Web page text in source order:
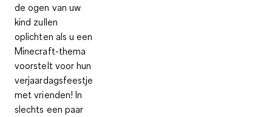
de ogen van uw
kind zullen
oplichten als u een
Minecraft-thema
voorstelt voor hun
verjaardagsfeestje
met vrienden! In
slechts een paar